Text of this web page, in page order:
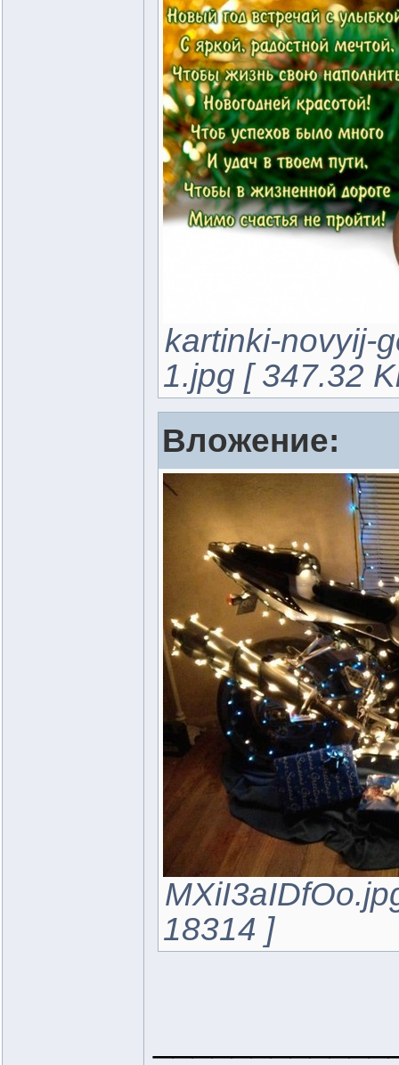
kartinki-novyij-
1.jpg [ 347.32
Вложение:
18314 ]